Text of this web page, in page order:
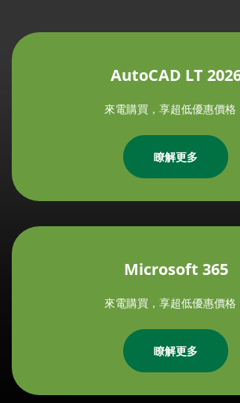
AutoCAD LT
來電購買，享超低優惠價格
瞭解更多
Microsoft 365
來電購買，享超低優惠價格
瞭解更多